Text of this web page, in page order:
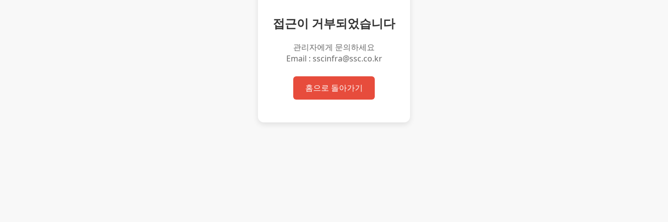
접근이 거부되었습니다
관리자에게 문의하세요
Email : sscinfra@ssc.co.kr
홈으로 돌아가기